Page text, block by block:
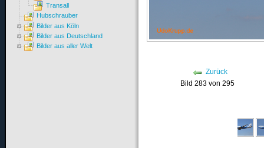
Zurück
Bild 283 von 295
Transall
Hubschrauber
Bilder aus Köln
Bilder aus Deutschland
Bilder aus aller Welt